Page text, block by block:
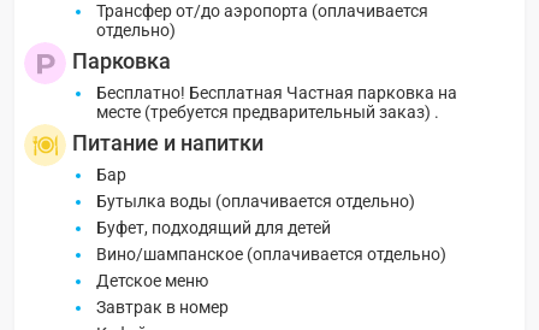
Трансфер от/до аэропорта (оплачивается
отдельно)
Парковка
Бесплатно! Бесплатная Частная парковка на
месте (требуется предварительный заказ) .
Питание и напитки
Бар
Бутылка воды (оплачивается отдельно)
Буфет, подходящий для детей
Вино/шампанское (оплачивается отдельно)
Детское меню
Завтрак в номер